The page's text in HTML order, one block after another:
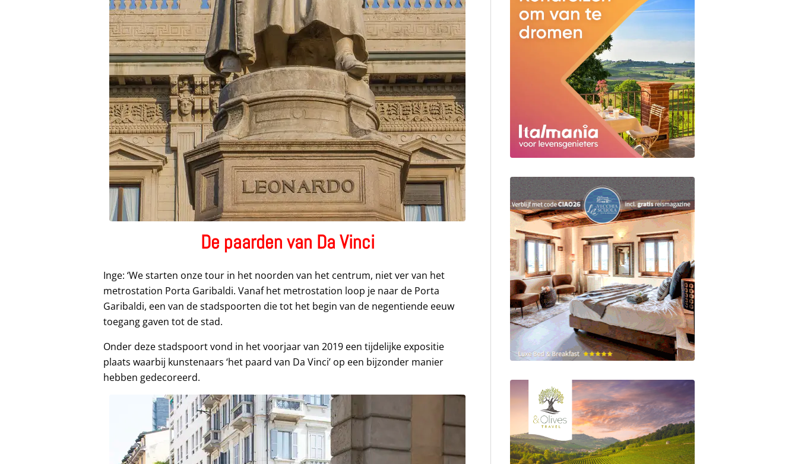
De paarden van Da Vinci
Inge: ‘We starten onze tour in het noorden van het centrum, niet ver van het
metrostation Porta Garibaldi. Vanaf het metrostation loop je naar de Porta
Garibaldi, een van de stadspoorten die tot het begin van de negentiende eeuw
toegang gaven tot de stad.
Onder deze stadspoort vond in het voorjaar van 2019 een tijdelijke expositie
plaats waarbij kunstenaars ‘het paard van Da Vinci’ op een bijzonder manier
hebben gedecoreerd.